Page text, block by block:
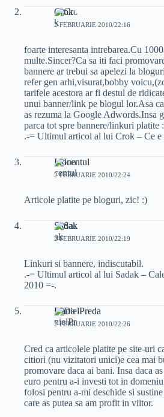
Crok
2 FEBRUARIE 2010/22:16
foarte interesanta intrebarea.Cu
multe.Sincer?Ca sa iti faci
bannere ar trebui sa apelezi la
refer gen arhi,visurat,bobby
tarifele acestora ar fi destul de
unui banner/link pe blogul lor.Asa
as rezuma la Google Adwords.Insa
parca tot spre bannere/linkuri platite
.-= Ultimul articol al lui Crok – Ce e
Inocentul
2 FEBRUARIE 2010/22:24
Articole platite pe bloguri, zic! :)
Sadak
2 FEBRUARIE 2010/22:19
Linkuri si bannere, indiscutabil.
.-= Ultimul articol al lui Sadak –
2010 =-.
DanielPreda
2 FEBRUARIE 2010/22:26
Cred ca articolele platite pe site-uri
citiori (nu vizitatori unici)e cea mai
promovare daca ai bani. Insa daca
euro pentru a-i investi tot in
folosi pentru a-mi deschide si
care as putea sa am profit in viitor.